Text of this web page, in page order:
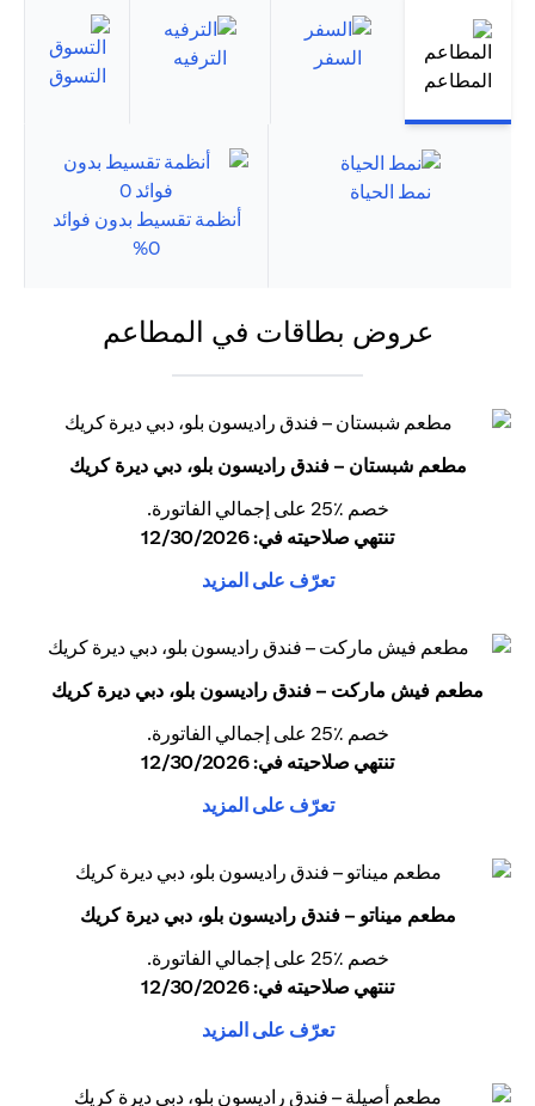
المطاعم
السفر الترفيه
التسوق
نمط الحياة
أنظمة تقسيط بدون فوائد
0%
عروض بطاقات في المطاعم
مطعم شبستان – فندق راديسون بلو، دبي ديرة كريك
خصم ٪25 على إجمالي الفاتورة.
تنتهي صلاحيته في: 12/30/2026
تعرّف على المزيد
مطعم فيش ماركت – فندق راديسون بلو، دبي ديرة كريك
خصم ٪25 على إجمالي الفاتورة.
تنتهي صلاحيته في: 12/30/2026
تعرّف على المزيد
مطعم ميناتو – فندق راديسون بلو، دبي ديرة كريك
خصم ٪25 على إجمالي الفاتورة.
تنتهي صلاحيته في: 12/30/2026
تعرّف على المزيد